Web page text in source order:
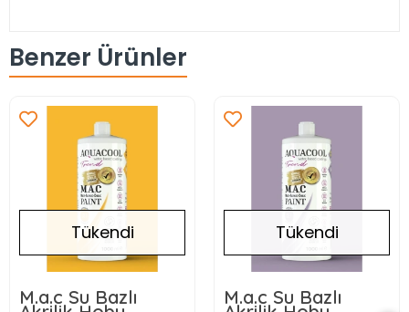
Benzer Ürünler
Tükendi
M.a.c Su Bazlı
Tükendi
M.a.c Su Bazlı